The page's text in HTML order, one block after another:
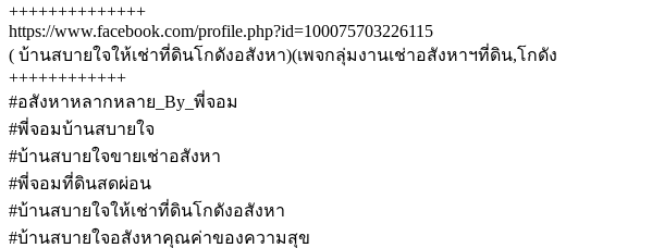
++++++++++++++
https://www.facebook.com/profile.php?id=100075703226115
( บ้านสบายใจให้เช่าที่ดินโกดังอสังหา)(เพจกลุ่มงานเช่าอสังหาฯที่ดิน,โกดัง
++++++++++++
#อสังหาหลากหลาย_By_พี่จอม
#พี่จอมบ้านสบายใจ
#บ้านสบายใจขายเช่าอสังหา
#พี่จอมที่ดินสดผ่อน
#บ้านสบายใจให้เช่าที่ดินโกดังอสังหา
#บ้านสบายใจอสังหาคุณค่าของความสุข